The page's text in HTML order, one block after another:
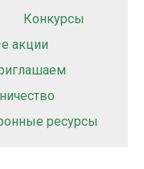
Конкурсы
акции
ресурсы